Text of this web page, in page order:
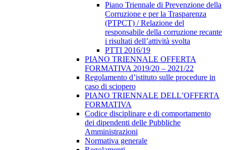
Piano Triennale di Prevenzione della
Corruzione e per la Trasparenza
(PTPCT) / Relazione del
responsabile della corruzione recante
i risultati dell’attività svolta
PTTI 2016/19
PIANO TRIENNALE OFFERTA
FORMATIVA 2019/20 – 2021/22
Regolamento d’istituto sulle procedure in
caso di sciopero
PIANO TRIENNALE DELL’OFFERTA
FORMATIVA
Codice disciplinare e di comportamento
dei dipendenti delle Pubbliche
Amministrazioni
Normativa generale